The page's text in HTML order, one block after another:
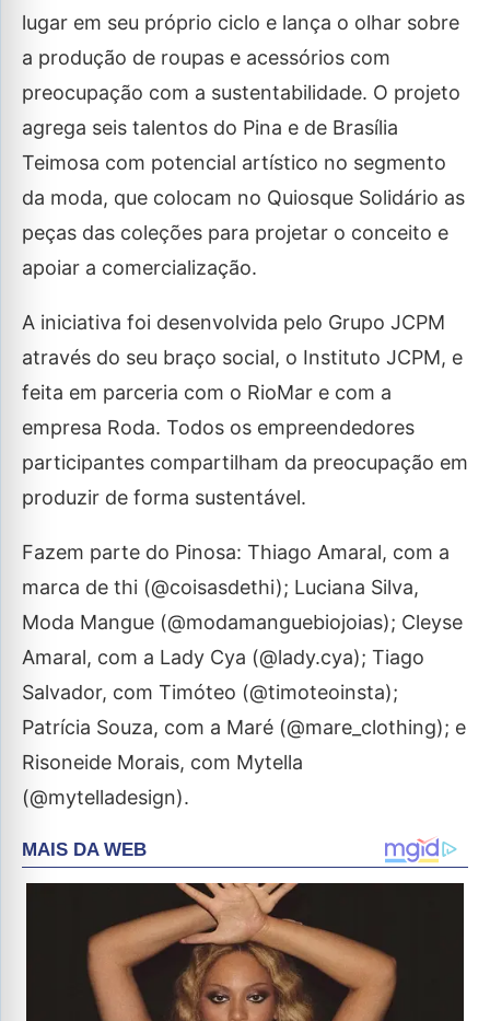
lugar em seu próprio ciclo e lança o olhar sobre
a produção de roupas e acessórios com
preocupação com a sustentabilidade. O projeto
agrega seis talentos do Pina e de Brasília
Teimosa com potencial artístico no segmento
da moda, que colocam no Quiosque Solidário as
peças das coleções para projetar o conceito e
apoiar a comercialização.
A iniciativa foi desenvolvida pelo Grupo JCPM
através do seu braço social, o Instituto JCPM, e
feita em parceria com o RioMar e com a
empresa Roda. Todos os empreendedores
participantes compartilham da preocupação em
produzir de forma sustentável.
Fazem parte do Pinosa: Thiago Amaral, com a
marca de thi (@coisasdethi); Luciana Silva,
Moda Mangue (@modamanguebiojoias); Cleyse
Amaral, com a Lady Cya (@lady.cya); Tiago
Salvador, com Timóteo (@timoteoinsta);
Patrícia Souza, com a Maré (@mare_clothing); e
Risoneide Morais, com Mytella
(@mytelladesign).